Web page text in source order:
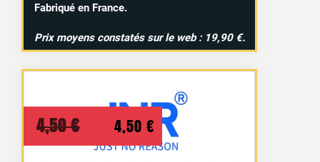
Fabriqué en France.
Prix moyens constatés sur le web : 19,90 €.
4,50€
Le
prix
4,50 € Le
prix